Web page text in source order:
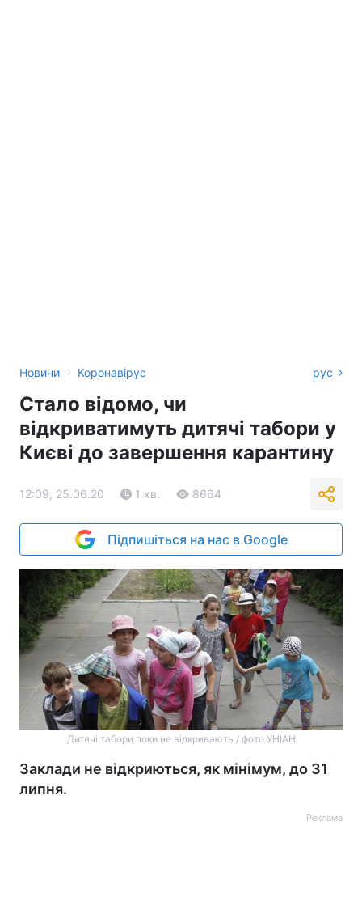
Новини › Коронавірус рус
Стало відомо, чи
відкриватимуть дитячі табори у
Києві до завершення карантину
12:09, 25.06.20 1 хв. 8664
Підпишіться на нас в Google
Дитячі табори поки не відкривають / фото УНІАН
Заклади не відкриються, як мінімум, до 31
липня.
Реклама